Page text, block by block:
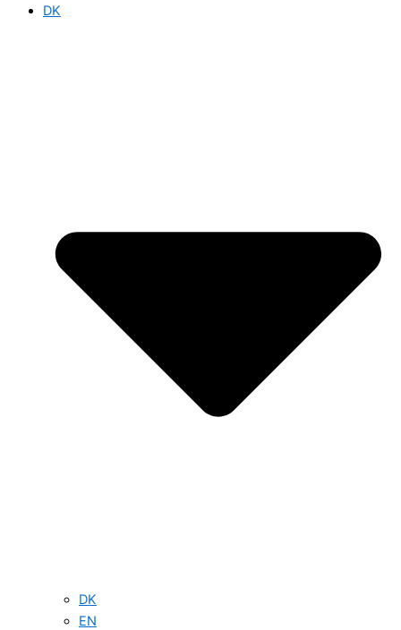
DK
DK
EN